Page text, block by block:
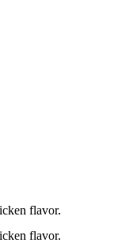
flavor.
flavor.